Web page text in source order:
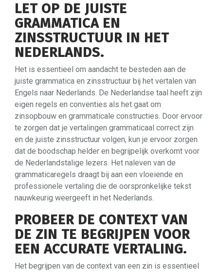
LET OP DE JUISTE
GRAMMATICA EN
ZINSSTRUCTUUR IN HET
NEDERLANDS.
Het is essentieel om aandacht te besteden aan de
juiste grammatica en zinsstructuur bij het vertalen van
Engels naar Nederlands. De Nederlandse taal heeft zijn
eigen regels en conventies als het gaat om
zinsopbouw en grammaticale constructies. Door ervoor
te zorgen dat je vertalingen grammaticaal correct zijn
en de juiste zinsstructuur volgen, kun je ervoor zorgen
dat de boodschap helder en begrijpelijk overkomt voor
de Nederlandstalige lezers. Het naleven van de
grammaticaregels draagt bij aan een vloeiende en
professionele vertaling die de oorspronkelijke tekst
nauwkeurig weergeeft in het Nederlands.
PROBEER DE CONTEXT VAN
DE ZIN TE BEGRIJPEN VOOR
EEN ACCURATE VERTALING.
Het begrijpen van de context van een zin is essentieel